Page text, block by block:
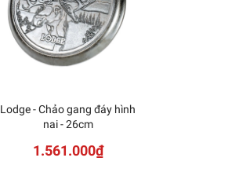
Lodge - Chảo gang đáy hình
nai - 26cm
1.561.000₫